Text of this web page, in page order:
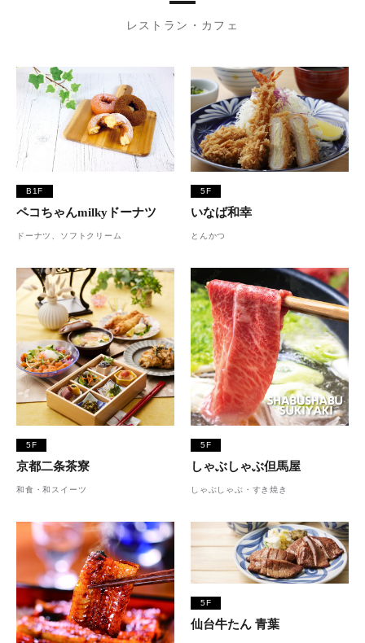
レストラン・カフェ
B1F
ペコちゃんmilkyドーナツ
ドーナツ、ソフトクリーム
5F
いなば和幸
とんかつ
5F
京都二条茶寮
和食・和スイーツ
5F
しゃぶしゃぶ但馬屋
しゃぶしゃぶ・すき焼き
5F
仙台牛たん 青葉